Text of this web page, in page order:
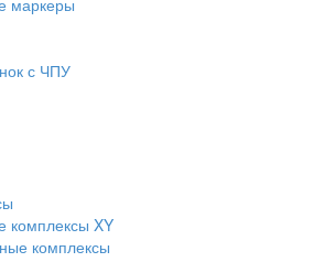
с ЧПУ
комплексы XY
комплексы